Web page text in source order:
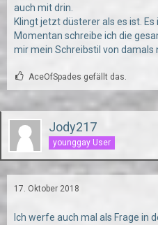
auch mit drin.
Klingt jetzt düsterer als es ist.
Momentan schreibe ich die
mir mein Schreibstil von damals
AceOfSpades gefällt das.
Jody217
younggay User
17. Oktober 2018
Ich werfe auch mal als Frage in